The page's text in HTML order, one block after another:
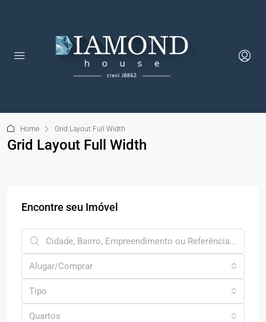
Home Grid Layout Full Width
Grid Layout Full Width
Encontre seu Imóvel
Alugar/Comprar
Tipo
Quartos